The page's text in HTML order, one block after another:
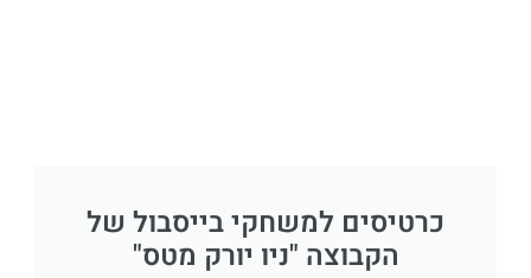
כרטיסים למשחקי בייסבול של
הקבוצה "ניו יורק מטס"